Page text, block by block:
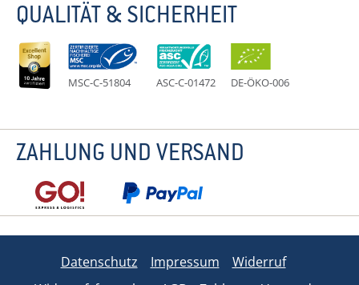
QUALITÄT & SICHERHEIT
MSC-C-51804 ASC-C-01472 DE-ÖKO-006
ZAHLUNG UND VERSAND
Datenschutz Impressum
Widerruf